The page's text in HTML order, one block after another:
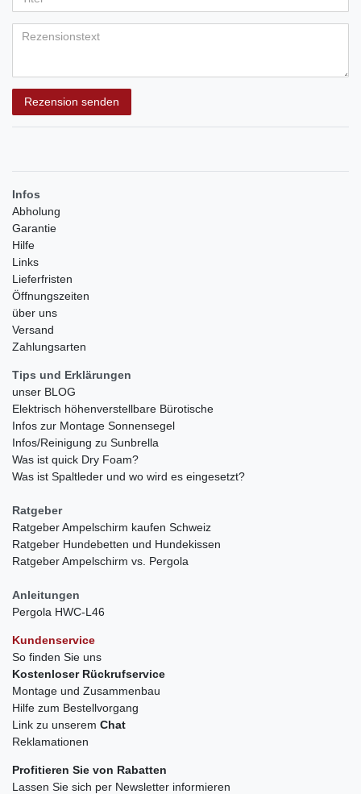
Bewertungssternen
Bewertungssternen
Bewertungssternen
Bewertungssternen
Bewertungssternen
(optional)
Rezension senden
Infos
Abholung
Garantie
Hilfe
Links
Lieferfristen
Öffnungszeiten
über uns
Versand
Zahlungsarten
Tips und Erklärungen
unser BLOG
Elektrisch höhenverstellbare Bürotische
Infos zur Montage Sonnensegel
Infos/Reinigung zu Sunbrella
Was ist quick Dry Foam?
Was ist Spaltleder und wo wird es eingesetzt?
Ratgeber
Ratgeber Ampelschirm kaufen Schweiz
Ratgeber Hundebetten und Hundekissen
Ratgeber Ampelschirm vs. Pergola
Anleitungen
Pergola HWC-L46
Kundenservice
So finden Sie uns
Kostenloser Rückrufservice
Montage und Zusammenbau
Hilfe zum Bestellvorgang
Link zu unserem Chat
Reklamationen
Profitieren Sie von Rabatten
Lassen Sie sich per Newsletter informieren